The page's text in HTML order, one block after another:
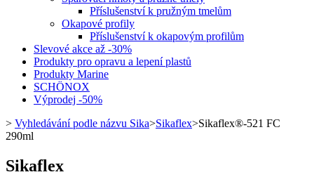
Příslušenství k pružným tmelům
Okapové profily
Příslušenství k okapovým profilům
Slevové akce až -30%
Produkty pro opravu a lepení plastů
Produkty Marine
SCHÖNOX
Výprodej -50%
> Vyhledávání podle názvu Sika>Sikaflex>Sikaflex®-521 FC
290ml
Sikaflex